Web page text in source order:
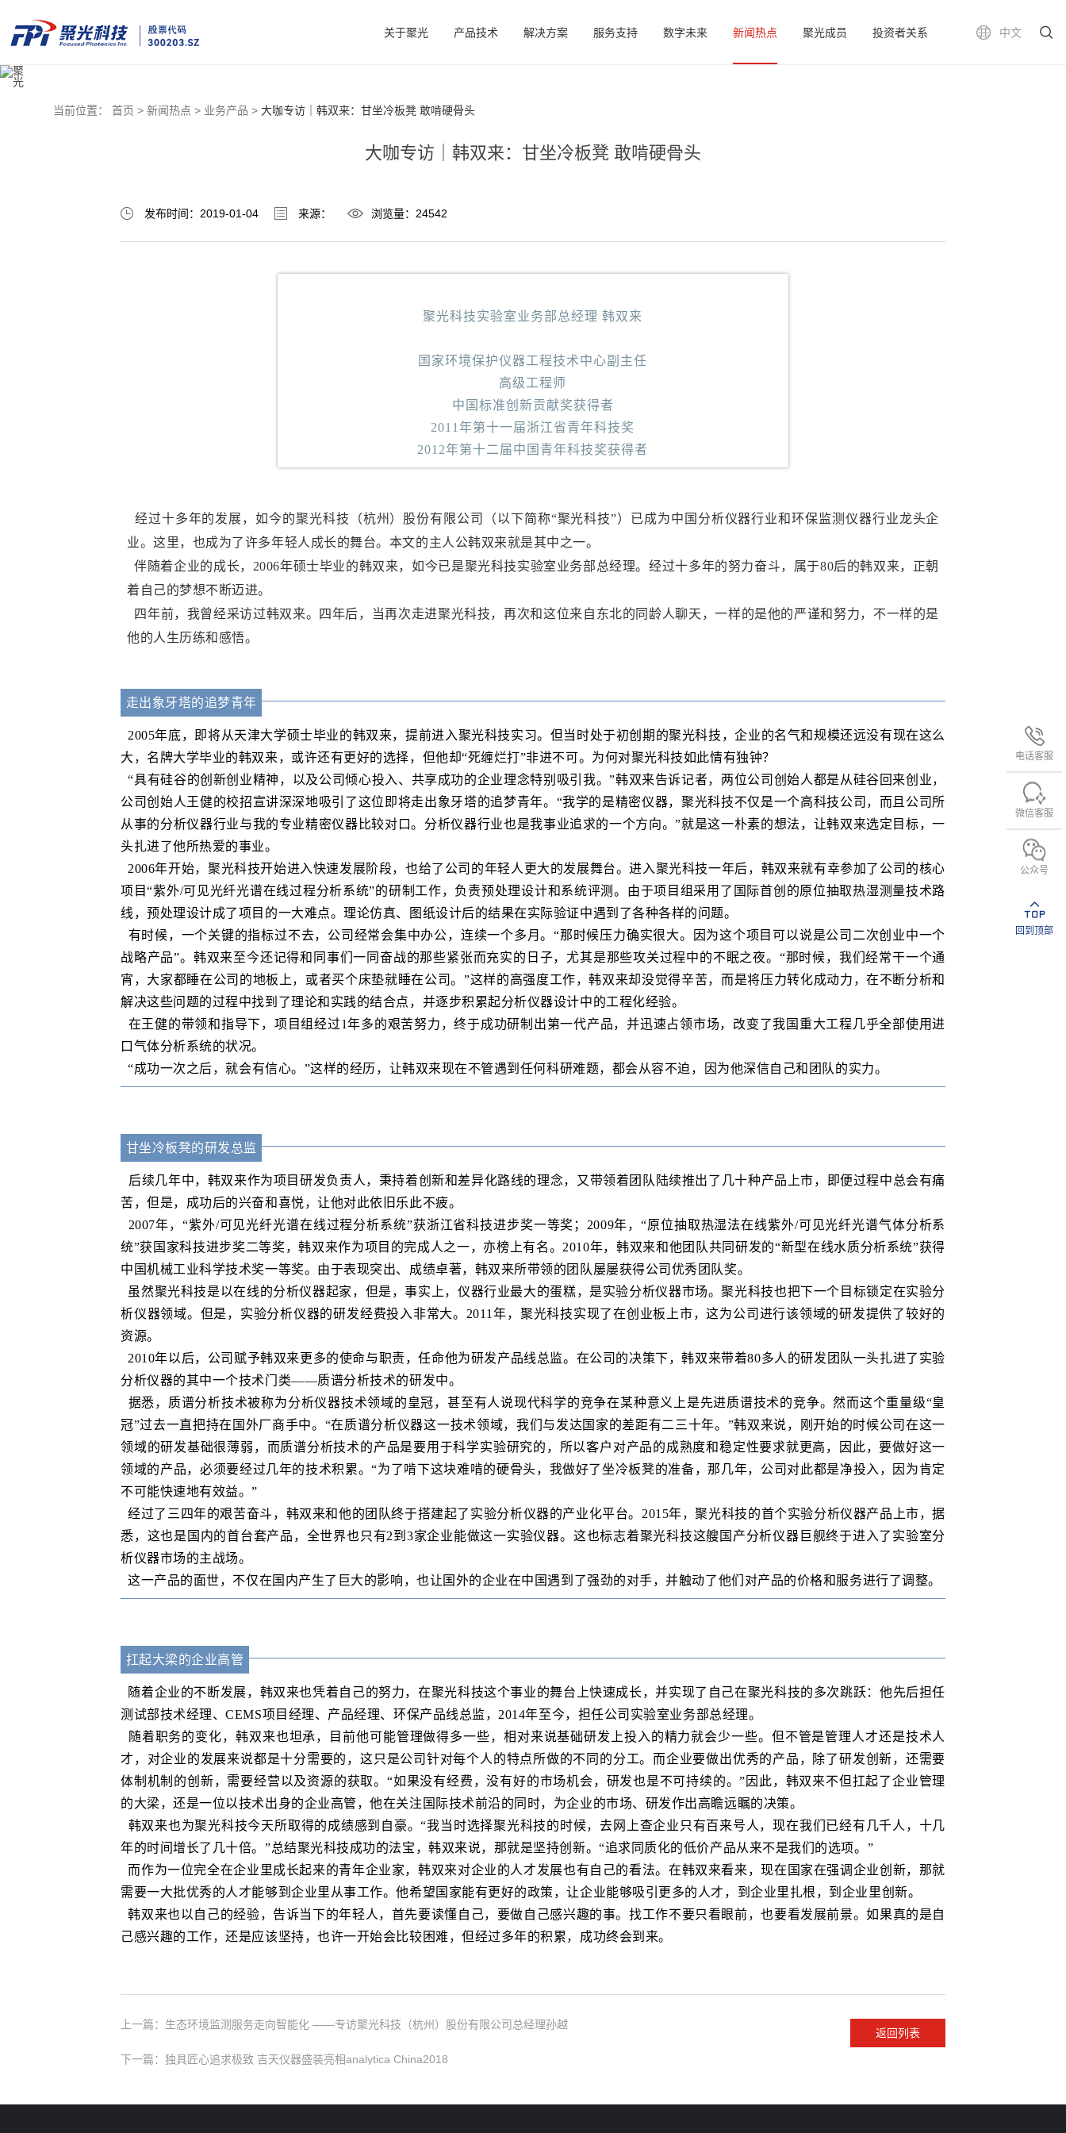
中文
关于聚光 产品技术 解决方案 服务支持 数字未来 新闻热点 聚光成员 投资者关系
电话客服
微信客服
公众号
回到顶部
当前位置： 首页 > 新闻热点 > 业务产品 > 大咖专访｜韩双来：甘坐冷板凳 敢啃硬骨头
大咖专访｜韩双来：甘坐冷板凳 敢啃硬骨头
发布时间：2019-01-04 来源： 浏览量：24542
聚光科技实验室业务部总经理 韩双来
国家环境保护仪器工程技术中心副主任
高级工程师
中国标准创新贡献奖获得者
2011年第十一届浙江省青年科技奖
2012年第十二届中国青年科技奖获得者
经过十多年的发展，如今的聚光科技（杭州）股份有限公司（以下简称“聚光科技”）已成为中国分析仪器行业和环保监测仪器行业龙头企
业。这里，也成为了许多年轻人成长的舞台。本文的主人公韩双来就是其中之一。
伴随着企业的成长，2006年硕士毕业的韩双来，如今已是聚光科技实验室业务部总经理。经过十多年的努力奋斗，属于80后的韩双来，正朝
着自己的梦想不断迈进。
四年前，我曾经采访过韩双来。四年后，当再次走进聚光科技，再次和这位来自东北的同龄人聊天，一样的是他的严谨和努力，不一样的是
他的人生历练和感悟。
走出象牙塔的追梦青年
2005年底，即将从天津大学硕士毕业的韩双来，提前进入聚光科技实习。但当时处于初创期的聚光科技，企业的名气和规模还远没有现在这么
大，名牌大学毕业的韩双来，或许还有更好的选择，但他却“死缠烂打”非进不可。为何对聚光科技如此情有独钟？
“具有硅谷的创新创业精神，以及公司倾心投入、共享成功的企业理念特别吸引我。”韩双来告诉记者，两位公司创始人都是从硅谷回来创业，
公司创始人王健的校招宣讲深深地吸引了这位即将走出象牙塔的追梦青年。“我学的是精密仪器，聚光科技不仅是一个高科技公司，而且公司所
从事的分析仪器行业与我的专业精密仪器比较对口。分析仪器行业也是我事业追求的一个方向。”就是这一朴素的想法，让韩双来选定目标，一
头扎进了他所热爱的事业。
2006年开始，聚光科技开始进入快速发展阶段，也给了公司的年轻人更大的发展舞台。进入聚光科技一年后，韩双来就有幸参加了公司的核心
项目“紫外/可见光纤光谱在线过程分析系统”的研制工作，负责预处理设计和系统评测。由于项目组采用了国际首创的原位抽取热湿测量技术路
线，预处理设计成了项目的一大难点。理论仿真、图纸设计后的结果在实际验证中遇到了各种各样的问题。
有时候，一个关键的指标过不去，公司经常会集中办公，连续一个多月。“那时候压力确实很大。因为这个项目可以说是公司二次创业中一个
战略产品”。韩双来至今还记得和同事们一同奋战的那些紧张而充实的日子，尤其是那些攻关过程中的不眠之夜。“那时候，我们经常干一个通
宵，大家都睡在公司的地板上，或者买个床垫就睡在公司。”这样的高强度工作，韩双来却没觉得辛苦，而是将压力转化成动力，在不断分析和
解决这些问题的过程中找到了理论和实践的结合点，并逐步积累起分析仪器设计中的工程化经验。
在王健的带领和指导下，项目组经过1年多的艰苦努力，终于成功研制出第一代产品，并迅速占领市场，改变了我国重大工程几乎全部使用进
口气体分析系统的状况。
“成功一次之后，就会有信心。”这样的经历，让韩双来现在不管遇到任何科研难题，都会从容不迫，因为他深信自己和团队的实力。
甘坐冷板凳的研发总监
后续几年中，韩双来作为项目研发负责人，秉持着创新和差异化路线的理念，又带领着团队陆续推出了几十种产品上市，即便过程中总会有痛
苦，但是，成功后的兴奋和喜悦，让他对此依旧乐此不疲。
2007年，“紫外/可见光纤光谱在线过程分析系统”获浙江省科技进步奖一等奖；2009年，“原位抽取热湿法在线紫外/可见光纤光谱气体分析系
统”获国家科技进步奖二等奖，韩双来作为项目的完成人之一，亦榜上有名。2010年，韩双来和他团队共同研发的“新型在线水质分析系统”获得
中国机械工业科学技术奖一等奖。由于表现突出、成绩卓著，韩双来所带领的团队屡屡获得公司优秀团队奖。
虽然聚光科技是以在线的分析仪器起家，但是，事实上，仪器行业最大的蛋糕，是实验分析仪器市场。聚光科技也把下一个目标锁定在实验分
析仪器领域。但是，实验分析仪器的研发经费投入非常大。2011年，聚光科技实现了在创业板上市，这为公司进行该领域的研发提供了较好的
资源。
2010年以后，公司赋予韩双来更多的使命与职责，任命他为研发产品线总监。在公司的决策下，韩双来带着80多人的研发团队一头扎进了实验
分析仪器的其中一个技术门类——质谱分析技术的研发中。
据悉，质谱分析技术被称为分析仪器技术领域的皇冠，甚至有人说现代科学的竞争在某种意义上是先进质谱技术的竞争。然而这个重量级“皇
冠”过去一直把持在国外厂商手中。“在质谱分析仪器这一技术领域，我们与发达国家的差距有二三十年。”韩双来说，刚开始的时候公司在这一
领域的研发基础很薄弱，而质谱分析技术的产品是要用于科学实验研究的，所以客户对产品的成熟度和稳定性要求就更高，因此，要做好这一
领域的产品，必须要经过几年的技术积累。“为了啃下这块难啃的硬骨头，我做好了坐冷板凳的准备，那几年，公司对此都是净投入，因为肯定
不可能快速地有效益。”
经过了三四年的艰苦奋斗，韩双来和他的团队终于搭建起了实验分析仪器的产业化平台。2015年，聚光科技的首个实验分析仪器产品上市，据
悉，这也是国内的首台套产品，全世界也只有2到3家企业能做这一实验仪器。这也标志着聚光科技这艘国产分析仪器巨舰终于进入了实验室分
析仪器市场的主战场。
这一产品的面世，不仅在国内产生了巨大的影响，也让国外的企业在中国遇到了强劲的对手，并触动了他们对产品的价格和服务进行了调整。
扛起大梁的企业高管
随着企业的不断发展，韩双来也凭着自己的努力，在聚光科技这个事业的舞台上快速成长，并实现了自己在聚光科技的多次跳跃：他先后担任
测试部技术经理、CEMS项目经理、产品经理、环保产品线总监，2014年至今，担任公司实验室业务部总经理。
随着职务的变化，韩双来也坦承，目前他可能管理做得多一些，相对来说基础研发上投入的精力就会少一些。但不管是管理人才还是技术人
才，对企业的发展来说都是十分需要的，这只是公司针对每个人的特点所做的不同的分工。而企业要做出优秀的产品，除了研发创新，还需要
体制机制的创新，需要经营以及资源的获取。“如果没有经费，没有好的市场机会，研发也是不可持续的。”因此，韩双来不但扛起了企业管理
的大梁，还是一位以技术出身的企业高管，他在关注国际技术前沿的同时，为企业的市场、研发作出高瞻远瞩的决策。
韩双来也为聚光科技今天所取得的成绩感到自豪。“我当时选择聚光科技的时候，去网上查企业只有百来号人，现在我们已经有几千人，十几
年的时间增长了几十倍。”总结聚光科技成功的法宝，韩双来说，那就是坚持创新。“追求同质化的低价产品从来不是我们的选项。”
而作为一位完全在企业里成长起来的青年企业家，韩双来对企业的人才发展也有自己的看法。在韩双来看来，现在国家在强调企业创新，那就
需要一大批优秀的人才能够到企业里从事工作。他希望国家能有更好的政策，让企业能够吸引更多的人才，到企业里扎根，到企业里创新。
韩双来也以自己的经验，告诉当下的年轻人，首先要读懂自己，要做自己感兴趣的事。找工作不要只看眼前，也要看发展前景。如果真的是自
己感兴趣的工作，还是应该坚持，也许一开始会比较困难，但经过多年的积累，成功终会到来。
上一篇：生态环境监测服务走向智能化 ——专访聚光科技（杭州）股份有限公司总经理孙越
下一篇：独具匠心追求极致 吉天仪器盛装亮相analytica China2018
返回列表